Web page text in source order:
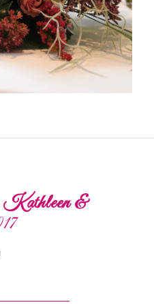
Kathleen &